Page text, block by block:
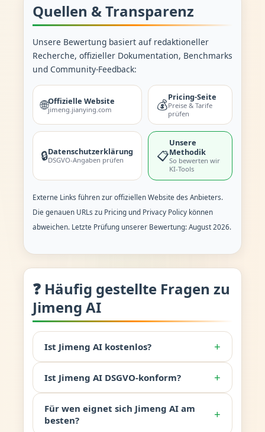
Quellen & Transparenz
Unsere Bewertung basiert auf redaktioneller
Recherche, offizieller Dokumentation, Benchmarks
und Community-Feedback:
🌐Offizielle Website
jimeng.jianying.com 💰
Pricing-Seite
Preise & Tarife
prüfen
🔒Datenschutzerklärung
DSGVO-Angaben prüfen 📋
Unsere
Methodik
So bewerten wir
KI-Tools
Externe Links führen zur offiziellen Website des Anbieters.
Die genauen URLs zu Pricing und Privacy Policy können
abweichen. Letzte Prüfung unserer Bewertung: August 2026.
❓ Häufig gestellte Fragen zu
Jimeng AI
Ist Jimeng AI kostenlos? +
Ist Jimeng AI DSGVO-konform? +
Für wen eignet sich Jimeng AI am
besten?
+